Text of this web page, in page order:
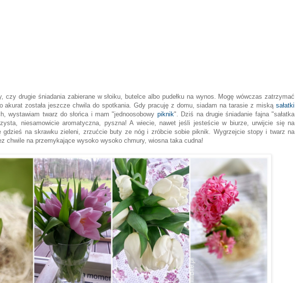
czy drugie śniadania zabierane w słoiku, butelce albo pudełku na wynos. Mogę wówczas zatrzymać
akurat została jeszcze chwila do spotkania. Gdy pracuję z domu, siadam na tarasie z miską sałatki
wystawiam twarz do słońca i mam "jednoosobowy piknik". Dziś na drugie śniadanie fajna "sałatka
niesamowicie aromatyczna, pyszna! A wiecie, nawet jeśli jesteście w biurze, urwijcie się na
gdzieś na skrawku zieleni, zrzućcie buty ze nóg i zróbcie sobie piknik. Wygrzejcie stopy i twarz na
chwile na przemykające wysoko wysoko chmury, wiosna taka cudna!